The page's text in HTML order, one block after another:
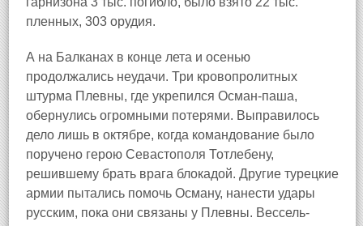
пленных, 303 орудия.
А на Балканах в конце лета и осенью
продолжались неудачи. Три кровопролитных
штурма Плевны, где укрепился Осман-паша,
обернулись огромными потерями. Выправилось
дело лишь в октябре, когда командование было
поручено герою Севастополя Тотлебену,
решившему брать врага блокадой. Другие турецкие
армии пытались помочь Осману, нанести удары
русским, пока они связаны у Плевны. Вессель-